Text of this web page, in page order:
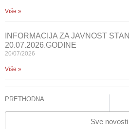
Više »
INFORMACIJA ZA JAVNOST
20.07.2026.GODINE
20/07/2026
Više »
PRETHODNA
Sve novosti